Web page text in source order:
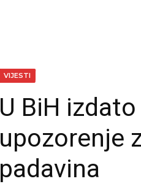
VIJESTI
U BiH
upozorenje
padavina